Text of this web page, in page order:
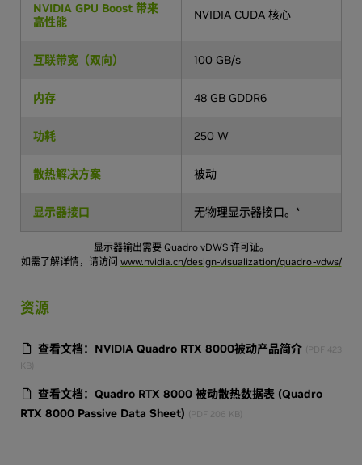
NVIDIA GPU Boost 带来
高性能
NVIDIA CUDA 核心
互联带宽（双向） 100 GB/s
内存 48 GB GDDR6
功耗 250 W
散热解决方案 被动
显示器接口 无物理显示器接口。*
显示器输出需要 Quadro vDWS 许可证。
如需了解详情，请访问 www.nvidia.cn/design-visualization/quadro-vdws/
资源
查看文档：NVIDIA Quadro RTX 8000被动产品简介 (PDF 423
KB)
查看文档：Quadro RTX 8000 被动散热数据表 (Quadro
RTX 8000 Passive Data Sheet) (PDF 206 KB)